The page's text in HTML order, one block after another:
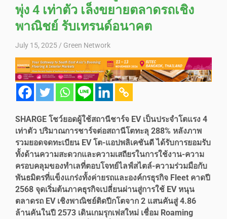
พุ่ง 4 เท่าตัว เล็งขยายตลาดรถเชิง
พาณิชย์ รับเทรนด์อนาคต
July 15, 2025 Green Network
SHARGE โชว์ยอดผู้ใช้สถานีชาร์จ EV เป็นประจำโตแรง 4
เท่าตัว ปริมาณการชาร์จต่อสถานีโตทะลุ 288% หลังภาพ
รวมยอดจดทะเบียน EV โต-แอปพลิเคชันดี ได้รับการยอมรับ
ทั้งด้านความสะดวกและความเสถียรในการใช้งาน-ความ
ครอบคลุมของทำเลที่ตอบโจทย์ไลฟ์สไตล์-ความร่วมมือกับ
พันธมิตรที่แข็งแกร่งทั้งค่ายรถและองค์กรธุรกิจ Fleet คาดปี
2568 จุดเริ่มต้นภาคธุรกิจเปลี่ยนผ่านสู่การใช้ EV หนุน
ตลาดรถ EV เชิงพาณิชย์ติดปีกโตจาก 2 แสนคันสู่ 4.86
ล้านคันในปี 2573 เดินเกมรุกเฟสใหม่ เชื่อม Roaming